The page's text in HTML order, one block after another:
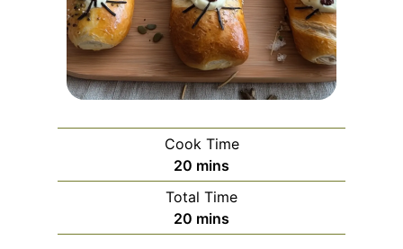
Cook Time
20 m
i
n
u
mins
Total Time
20 m
i
mins